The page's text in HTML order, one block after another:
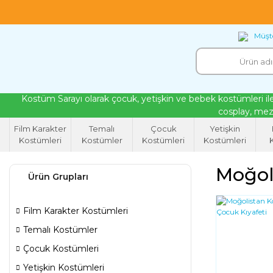
Kostüm Sarayı olarak çocuk, yetişkin ve bebek kostümleri
cosplay,
Film Karakter
Kostümleri
Temalı
Kostümler
Çocuk
Kostümleri
Yetişkin
Kostümleri
Ürün Grupları
Film Karakter Kostümleri
Temalı Kostümler
Çocuk Kostümleri
Yetişkin Kostümleri